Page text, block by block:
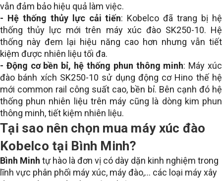
vẫn đảm bảo hiệu quả làm việc.
- Hệ thống thủy lực cải tiến: Kobelco đã trang bị hệ
thống thủy lực mới trên máy xúc đào SK250-10. Hệ
thống này đem lại hiệu năng cao hơn nhưng vẫn tiết
kiệm được nhiên liệu tối đa.
- Động cơ bền bỉ, hệ thống phun thông minh: Máy xúc
đào bánh xích SK250-10 sử dụng động cơ Hino thế hệ
mới common rail công suất cao, bền bỉ. Bên cạnh đó hệ
thống phun nhiên liệu trên máy cũng là dòng kim phun
thông minh, tiết kiệm nhiên liệu.
Tại sao nên chọn mua máy xúc đào
Kobelco tại Bình Minh?
Bình Minh tự hào là đơn vị có dày dặn kinh nghiệm trong
lĩnh vực phân phối máy xúc, máy đào,... các loại máy xây